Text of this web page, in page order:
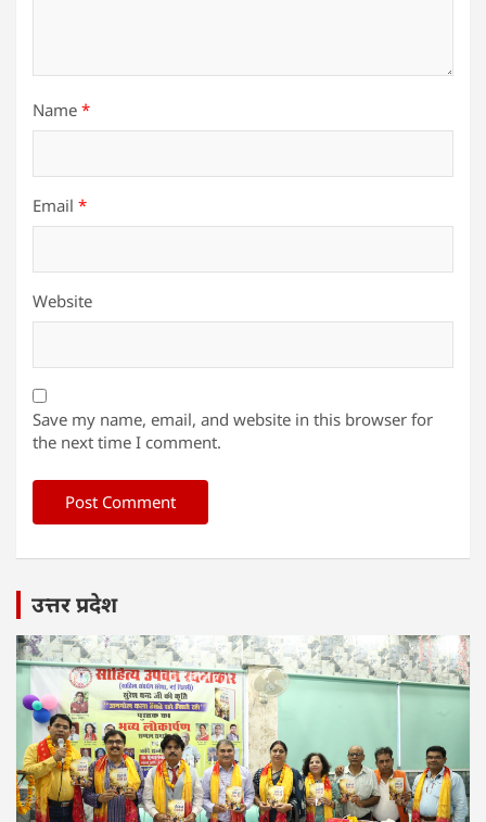
Name *
Email *
Website
Save my name, email, and website in this browser for
the next time I comment.
उत्तर प्रदेश